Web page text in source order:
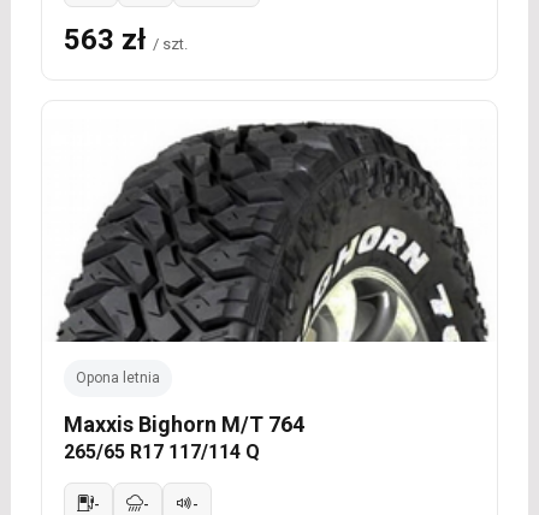
563 zł / szt.
Opona letnia
Maxxis Bighorn M/T 764
265/65 R17 117/114 Q
- - -